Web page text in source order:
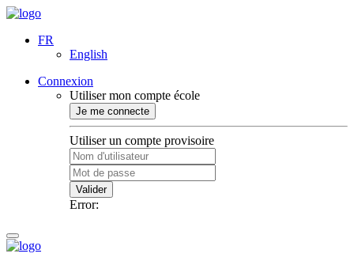
FR
English
Connexion
Utiliser mon compte école
Je me connecte
Utiliser un compte provisoire
Valider
Error: